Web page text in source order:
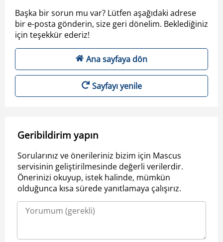
Başka bir sorun mu var? Lütfen aşağıdaki adrese
bir e-posta gönderin, size geri dönelim. Beklediğiniz
için teşekkür ederiz!
Ana sayfaya dön
Sayfayı yenile
Geribildirim yapın
Sorularınız ve önerileriniz bizim için Mascus
servisinin geliştirilmesinde değerli verilerdir.
Önerinizi okuyup, istek halinde, mümkün
olduğunca kısa sürede yanıtlamaya çalışırız.